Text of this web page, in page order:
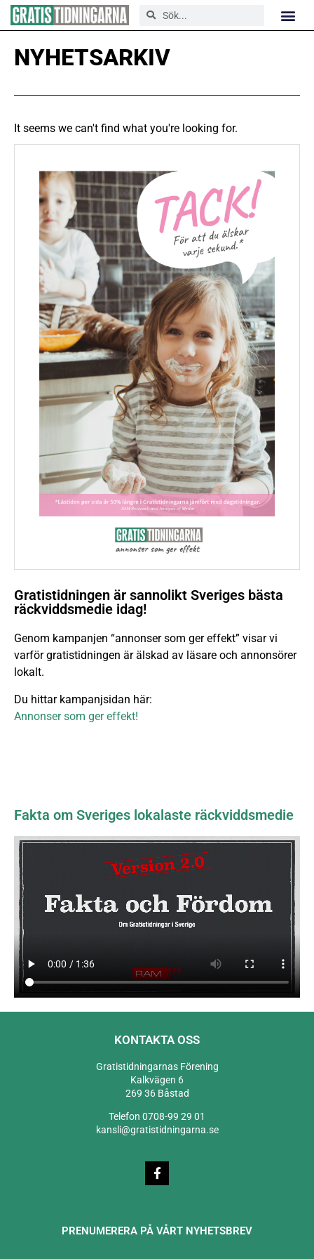
NYHETSARKIV
It seems we can't find what you're looking for.
Gratistidningen är sannolikt Sveriges bästa
räckviddsmedie idag!
Genom kampanjen “annonser som ger effekt” visar vi
varför gratistidningen är älskad av läsare och annonsörer
lokalt.
Du hittar kampanjsidan här:
Annonser som ger effekt!
Fakta om Sveriges lokalaste räckviddsmedie
KONTAKTA OSS
Gratistidningarnas Förening
Kalkvägen 6
269 36 Båstad
Telefon 0708-99 29 01
kansli@gratistidningarna.se
PRENUMERERA PÅ VÅRT NYHETSBREV